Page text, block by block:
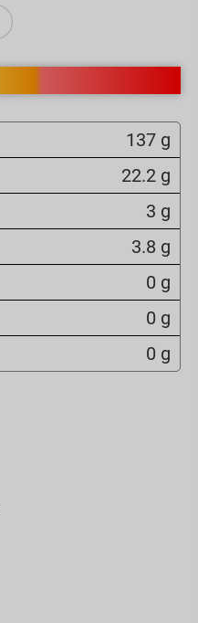
137 g
22.2 g
3 g
3.8 g
0 g
0 g
0 g